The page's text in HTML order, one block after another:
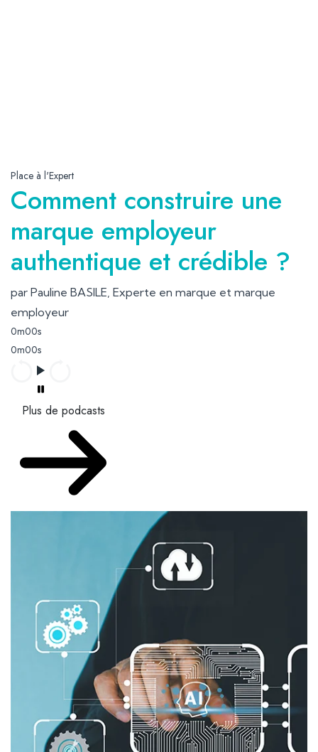
Place à l'Expert
Comment construire une
marque employeur
authentique et crédible ?
par Pauline BASILE, Experte en marque et marque
employeur
0m00s
0m00s
Plus de podcasts